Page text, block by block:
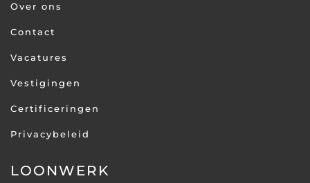
Over ons
Contact
Vacatures
Vestigingen
Certificeringen
Privacybeleid
LOONWERK